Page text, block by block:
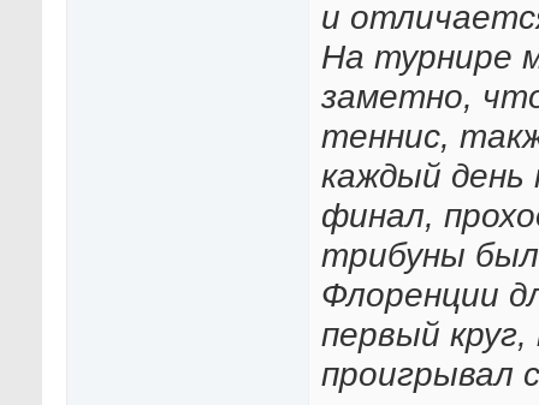
и
На турнире
заметно,
теннис,
каждый день
финал,
трибуны
Флоренции
первый
проигрывал